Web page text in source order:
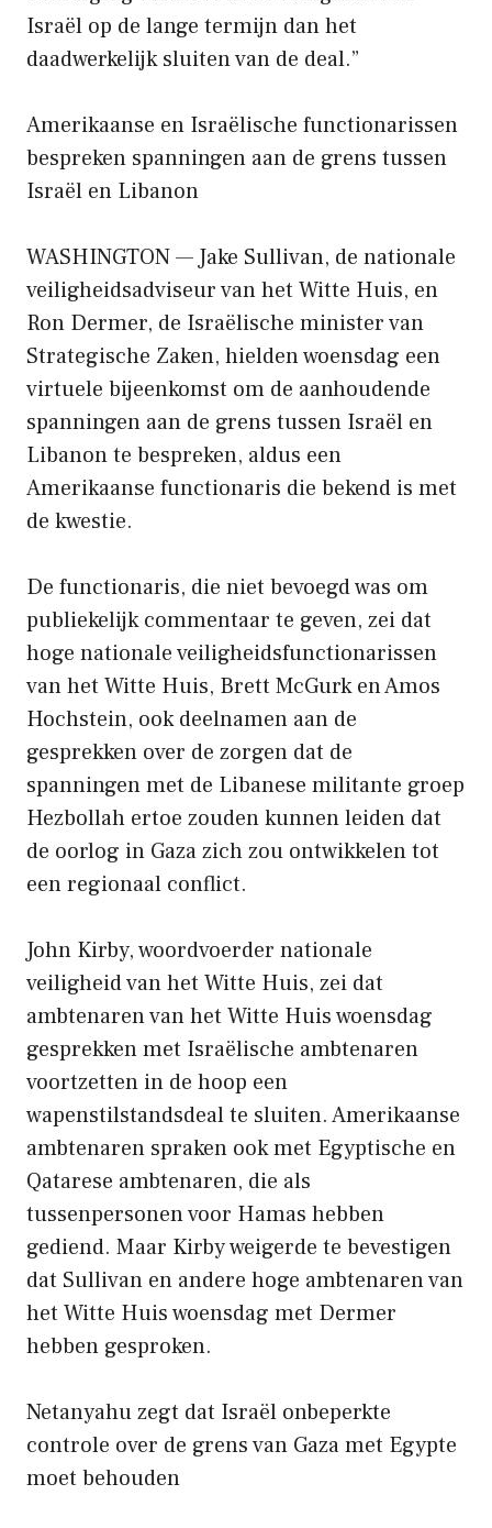
Israël op de lange termijn dan het
daadwerkelijk sluiten van de deal.”
Amerikaanse en Israëlische functionarissen
bespreken spanningen aan de grens tussen
Israël en Libanon
WASHINGTON — Jake Sullivan, de nationale
veiligheidsadviseur van het Witte Huis, en
Ron Dermer, de Israëlische minister van
Strategische Zaken, hielden woensdag een
virtuele bijeenkomst om de aanhoudende
spanningen aan de grens tussen Israël en
Libanon te bespreken, aldus een
Amerikaanse functionaris die bekend is met
de kwestie.
De functionaris, die niet bevoegd was om
publiekelijk commentaar te geven, zei dat
hoge nationale veiligheidsfunctionarissen
van het Witte Huis, Brett McGurk en Amos
Hochstein, ook deelnamen aan de
gesprekken over de zorgen dat de
spanningen met de Libanese militante groep
Hezbollah ertoe zouden kunnen leiden dat
de oorlog in Gaza zich zou ontwikkelen tot
een regionaal conflict.
John Kirby, woordvoerder nationale
veiligheid van het Witte Huis, zei dat
ambtenaren van het Witte Huis woensdag
gesprekken met Israëlische ambtenaren
voortzetten in de hoop een
wapenstilstandsdeal te sluiten. Amerikaanse
ambtenaren spraken ook met Egyptische en
Qatarese ambtenaren, die als
tussenpersonen voor Hamas hebben
gediend. Maar Kirby weigerde te bevestigen
dat Sullivan en andere hoge ambtenaren van
het Witte Huis woensdag met Dermer
hebben gesproken.
Netanyahu zegt dat Israël onbeperkte
controle over de grens van Gaza met Egypte
moet behouden